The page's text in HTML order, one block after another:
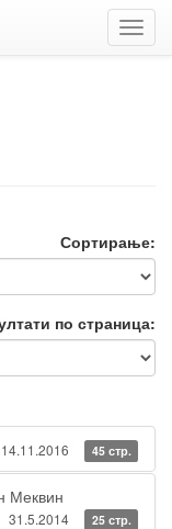
Сортирање:
по страница:
14.11.2016 45 стр.
Меквин
31.5.2014 25 стр.